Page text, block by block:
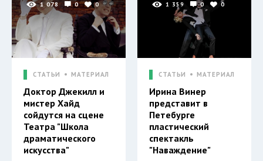
1 078 0 0
СТАТЬИ МАТЕРИАЛ
Доктор Джекилл и
мистер Хайд
сойдутся на сцене
Театра "Школа
драматического
искусства"
1 359 0 0
СТАТЬИ МАТЕРИАЛ
Ирина Винер
представит в
Петебурге
пластический
спектакль
"Наваждение"